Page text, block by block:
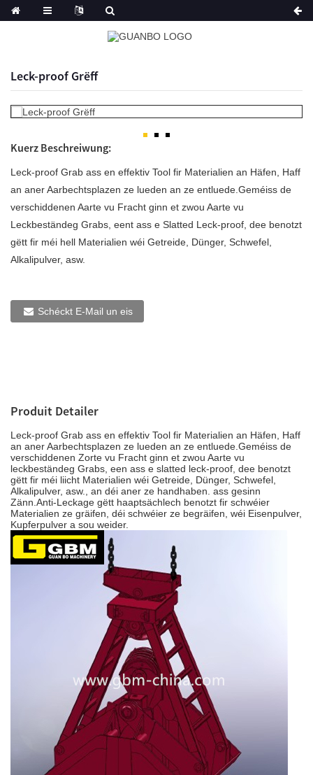
Leck-proof Grëff
Kuerz Beschreiwung:
Leck-proof Grab ass en effektiv Tool fir Materialien an Häfen, Haff
an aner Aarbechtsplazen ze lueden an ze entluede.Geméiss de
verschiddenen Aarte vu Fracht ginn et zwou Aarte vu
Leckbeständeg Grabs, eent ass e Slatted Leck-proof, dee benotzt
gëtt fir méi hell Materialien wéi Getreide, Dünger, Schwefel,
Alkalipulver, asw.
Schéckt E-Mail un eis
Produit Detailer
Leck-proof Grab ass en effektiv Tool fir Materialien an Häfen, Haff
an aner Aarbechtsplazen ze lueden an ze entluede.Geméiss de
verschiddenen Zorte vu Fracht ginn et zwou Aarte vu
leckbeständeg Grabs, een ass e slatted leck-proof, dee benotzt
gëtt fir méi liicht Materialien wéi Getreide, Dünger, Schwefel,
Alkalipulver, asw., an déi aner ze handhaben. ass gesinn
Zänn.Anti-Leckage gëtt haaptsächlech benotzt fir schwéier
Materialien ze gräifen, déi schwéier ze begräifen, wéi Eisenpulver,
Kupferpulver a sou weider.